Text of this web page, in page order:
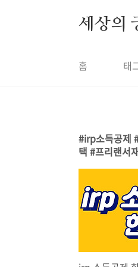
세상의
홈 태
irp소득공제
택 #프리랜서